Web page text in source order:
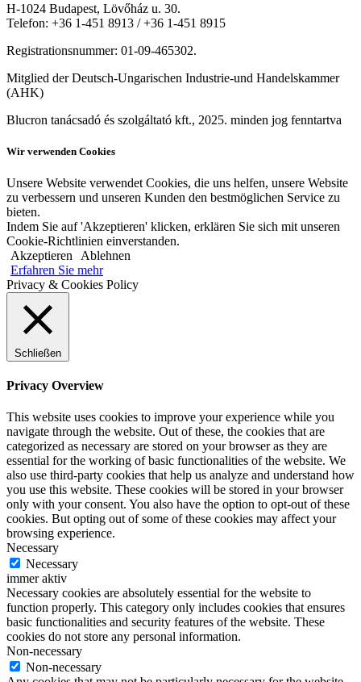
H-1024 Budapest, Lövőház u. 30.
Telefon: +36 1-451 8913 / +36 1-451 8915
Registrationsnummer: 01-09-465302.
Mitglied der Deutsch-Ungarischen Industrie-und Handelskammer
(AHK)
Blucron tanácsadó és szolgáltató kft., 2025. minden jog fenntartva
Wir verwenden Cookies
Unsere Website verwendet Cookies, die uns helfen, unsere Website
zu verbessern und unseren Kunden den bestmöglichen Service zu
bieten.
Indem Sie auf 'Akzeptieren' klicken, erklären Sie sich mit unseren
Cookie-Richtlinien einverstanden.
Akzeptieren
Ablehnen
Erfahren Sie mehr
Privacy & Cookies Policy
Schließen
Privacy Overview
This website uses cookies to improve your experience while you
navigate through the website. Out of these, the cookies that are
categorized as necessary are stored on your browser as they are
essential for the working of basic functionalities of the website. We
also use third-party cookies that help us analyze and understand how
you use this website. These cookies will be stored in your browser
only with your consent. You also have the option to opt-out of these
cookies. But opting out of some of these cookies may affect your
browsing experience.
Necessary
Necessary
immer aktiv
Necessary cookies are absolutely essential for the website to
function properly. This category only includes cookies that ensures
basic functionalities and security features of the website. These
cookies do not store any personal information.
Non-necessary
Non-necessary